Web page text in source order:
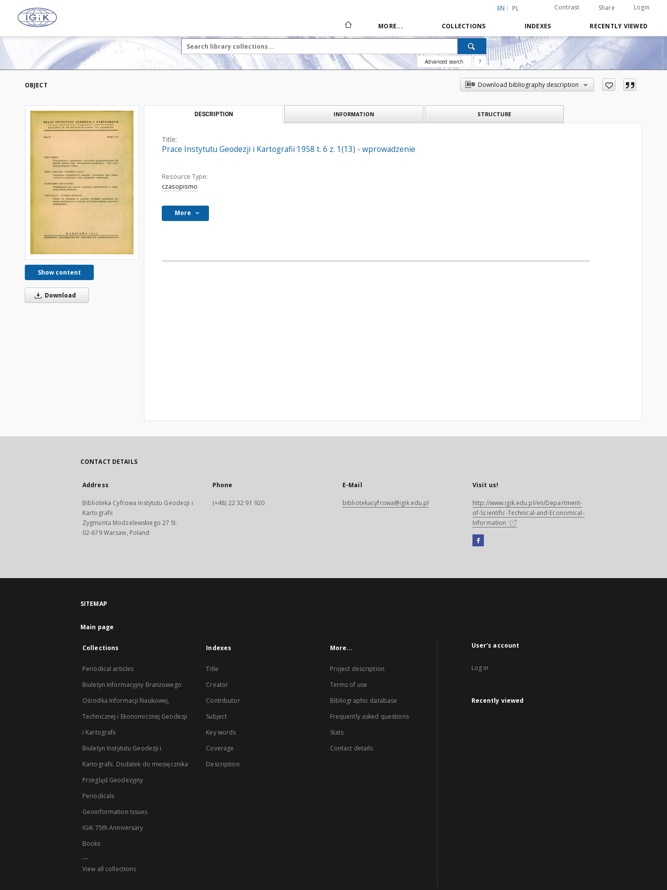
EN PL Contrast Share Login
MORE... COLLECTIONS INDEXES RECENTLY VIEWED
Advanced search ?
OBJECT Download bibliography description
Show content
Download
DESCRIPTION INFORMATION STRUCTURE
Title:
Prace Instytutu Geodezji i Kartografii 1958 t. 6 z. 1(13) - wprowadzenie
Resource Type:
czasopismo
More
CONTACT DETAILS
Address
Biblioteka Cyfrowa Instytutu Geodezji i
Kartografii
Zygmunta Modzelewskiego 27 St.
02-679 Warsaw, Poland
Phone
(+48) 22 32 91 920
E-Mail
bibliotekacyfrowa@igik.edu.pl
Visit us!
http://www.igik.edu.pl/en/Department-
of-Scientific-Technical-and-Economical-
Information
Facebook
open
SITEMAP
Main page
Collections
Periodical articles
Biuletyn Informacyjny Branżowego
Ośrodka Informacji Naukowej,
Technicznej i Ekonomicznej Geodezji
i Kartografii
Biuletyn Instytutu Geodezji i
Kartografii. Dodatek do miesięcznika
Przegląd Geodezyjny
Periodicals
Geoinformation Issues
IGiK 75th Anniversary
Books
...
View all collections
Indexes
Title
Creator
Contributor
Subject
Key words
Coverage
Description
More...
Project description
Terms of use
Bibliographic database
Frequently asked questions
Stats
Contact details
User's account
Log in
Recently viewed